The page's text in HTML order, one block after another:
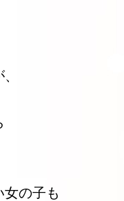
の子も